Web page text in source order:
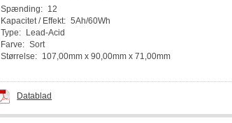
Spænding:
12
Kapacitet / Effekt: 5Ah/60Wh
Type:
Lead-Acid
Farve: Sort
Størrelse:
107,00mm x 90,00mm x 71,00mm
Datablad